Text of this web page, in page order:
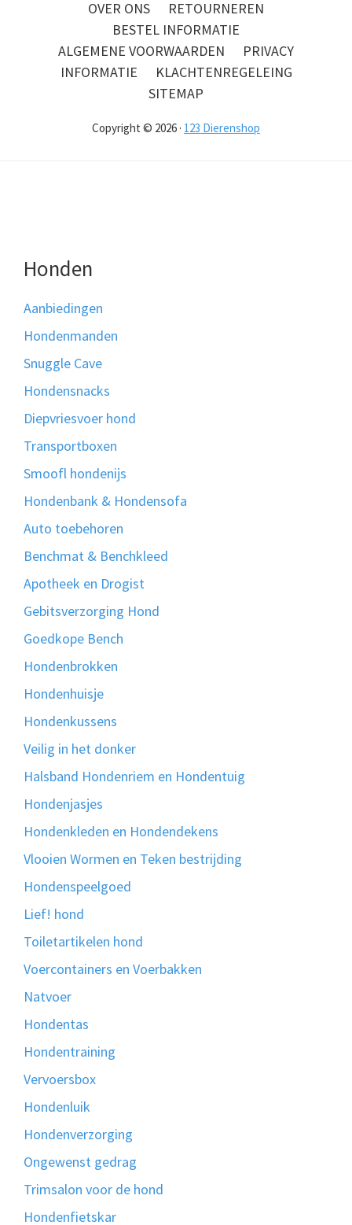
OVER ONS
RETOURNEREN
BESTEL INFORMATIE
ALGEMENE VOORWAARDEN
PRIVACY
INFORMATIE
KLACHTENREGELEING
SITEMAP
Copyright © 2026 · 123 Dierenshop
Honden
Aanbiedingen
Hondenmanden
Snuggle Cave
Hondensnacks
Diepvriesvoer hond
Transportboxen
Smoofl hondenijs
Hondenbank & Hondensofa
Auto toebehoren
Benchmat & Benchkleed
Apotheek en Drogist
Gebitsverzorging Hond
Goedkope Bench
Hondenbrokken
Hondenhuisje
Hondenkussens
Veilig in het donker
Halsband Hondenriem en Hondentuig
Hondenjasjes
Hondenkleden en Hondendekens
Vlooien Wormen en Teken bestrijding
Hondenspeelgoed
Lief! hond
Toiletartikelen hond
Voercontainers en Voerbakken
Natvoer
Hondentas
Hondentraining
Vervoersbox
Hondenluik
Hondenverzorging
Ongewenst gedrag
Trimsalon voor de hond
Hondenfietskar